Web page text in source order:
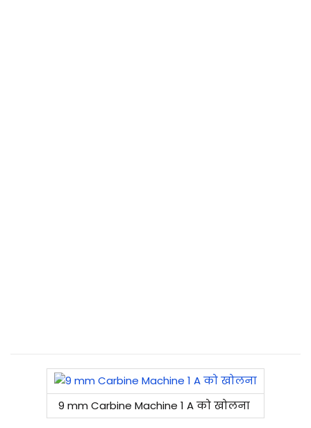
9 mm Carbine Machine 1 A को खोलना